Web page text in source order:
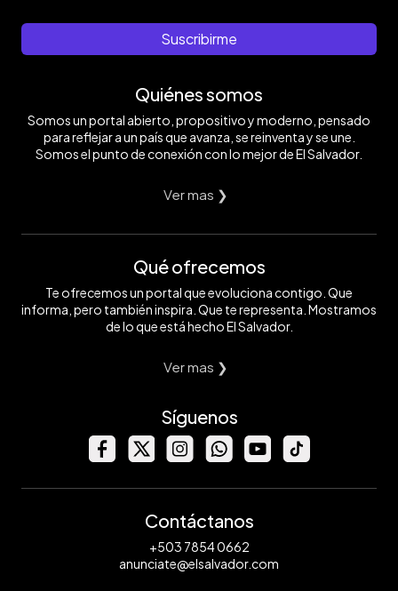
Suscribirme
Quiénes somos
Somos un portal abierto, propositivo y moderno, pensado
para reflejar a un país que avanza, se reinventa y se une.
Somos el punto de conexión con lo mejor de El Salvador.
Ver mas ❯
Qué ofrecemos
Te ofrecemos un portal que evoluciona contigo. Que
informa, pero también inspira. Que te representa. Mostramos
de lo que está hecho El Salvador.
Ver mas ❯
Síguenos
Contáctanos
+503 7854 0662
anunciate@elsalvador.com